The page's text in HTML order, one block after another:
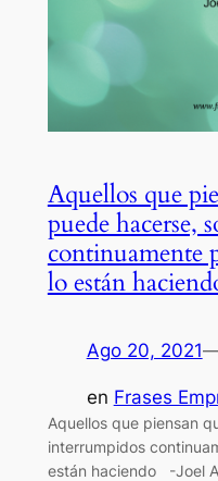
Aquellos que
puede hacerse,
continuamente
lo están
Ago 20, 2021
en Frases
Aquellos que piensan
interrumpidos
están haciendo -Joel